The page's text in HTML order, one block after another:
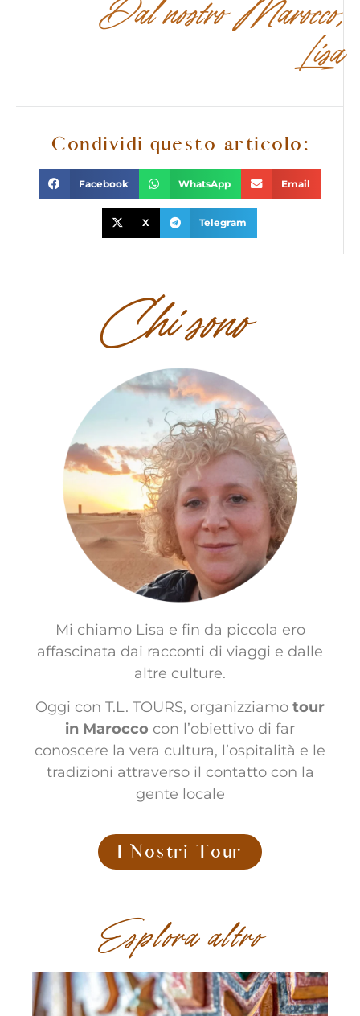
Dal nostro Marocco,
Lisa
Condividi questo articolo:
Facebook WhatsApp Email
X Telegram
Chi sono
Mi chiamo Lisa e fin da piccola ero
affascinata dai racconti di viaggi e dalle
altre culture.
Oggi con T.L. TOURS, organizziamo tour
in Marocco con l’obiettivo di far
conoscere la vera cultura, l’ospitalità e le
tradizioni attraverso il contatto con la
gente locale
I Nostri Tour
Esplora altro